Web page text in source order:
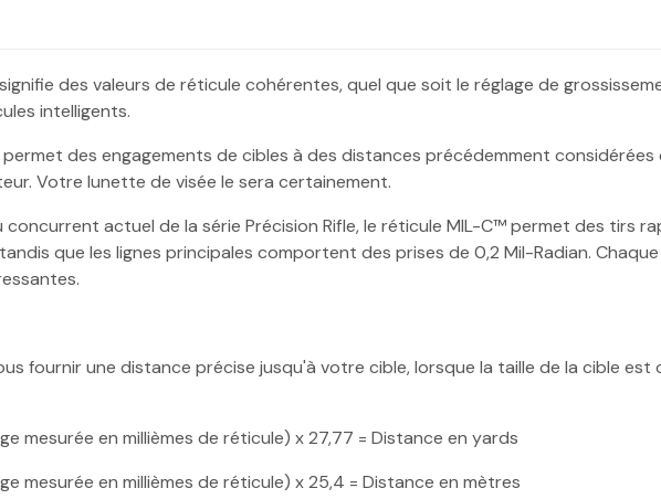
des valeurs de réticule cohérentes, quel que soit le réglage de
intelligents.
des engagements de cibles à des distances précédemment
Votre lunette de visée le sera certainement.
actuel de la série Précision Rifle, le réticule MIL-C™ permet des tirs
que les lignes principales comportent des prises de 0,2 Mil-Radian.
fournir une distance précise jusqu'à votre cible, lorsque la taille de la cible est
mesurée en millièmes de réticule) x 27,77 = Distance en yards
mesurée en millièmes de réticule) x 25,4 = Distance en mètres